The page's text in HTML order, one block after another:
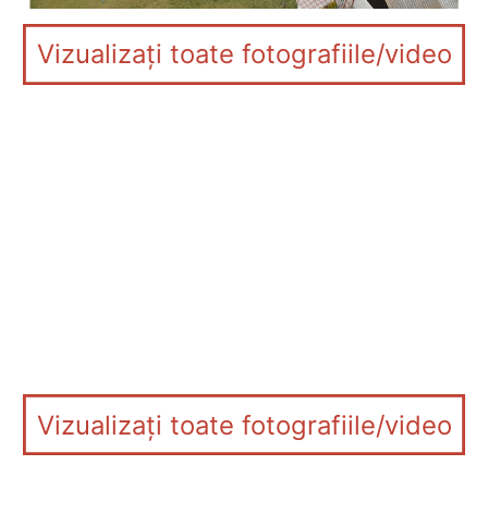
Vizualizați toate fotografiile/video
Vizualizați toate fotografiile/video